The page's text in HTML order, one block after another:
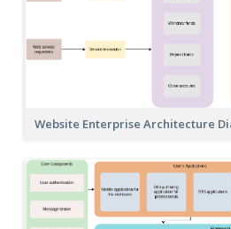
Website Enterprise Architecture